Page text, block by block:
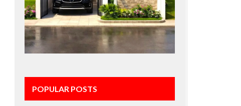
POPULAR POSTS